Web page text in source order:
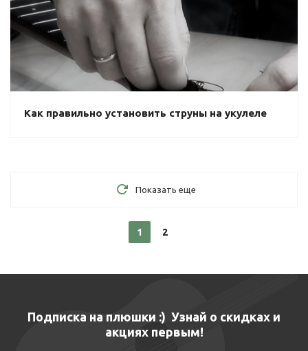
Как правильно установить струны на укулеле
Показать еще
1 2
Подписка на плюшки :) Узнай о скидках и
акциях первым!